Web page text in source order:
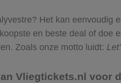
Het kan eenvoudig
en beste deal of
Zoals onze motto luidt:
Vliegtickets.nl voor